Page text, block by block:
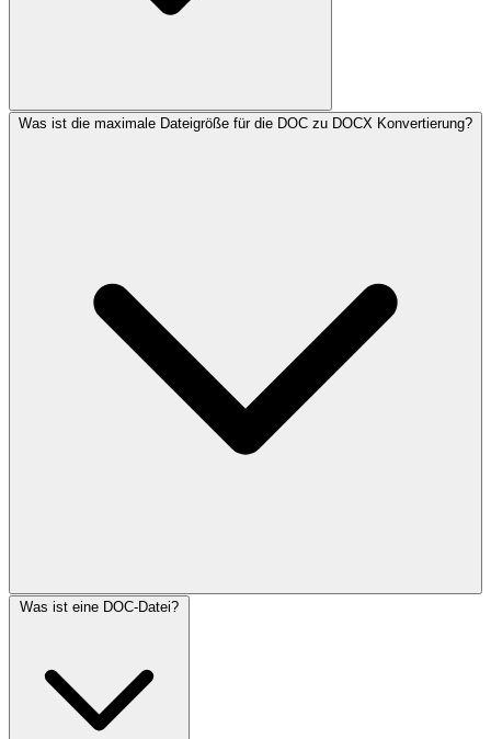
Was ist die maximale Dateigröße für die DOC zu DOCX Konvertierung?
Was ist eine DOC-Datei?